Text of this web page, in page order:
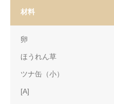
材料
卵
ほうれん草
ツナ缶（小）
[A]